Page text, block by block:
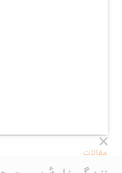
مقالات